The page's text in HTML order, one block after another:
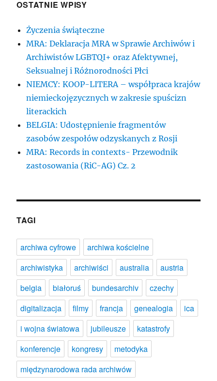
OSTATNIE WPISY
Życzenia świąteczne
MRA: Deklaracja MRA w Sprawie Archiwów i
Archiwistów LGBTQI+ oraz Afektywnej,
Seksualnej i Różnorodności Płci
NIEMCY: KOOP-LITERA – współpraca krajów
niemieckojęzycznych w zakresie spuścizn
literackich
BELGIA: Udostępnienie fragmentów
zasobów zespołów odzyskanych z Rosji
MRA: Records in contexts- Przewodnik
zastosowania (RiC-AG) Cz. 2
TAGI
archiwa cyfrowe
archiwa kościelne
archiwistyka
archiwiści australia
austria
belgia
białoruś bundesarchiv
czechy
digitalizacja
filmy francja genealogia
ica
i wojna światowa
jubileusze
katastrofy
konferencje
kongresy
metodyka
międzynarodowa rada archiwów